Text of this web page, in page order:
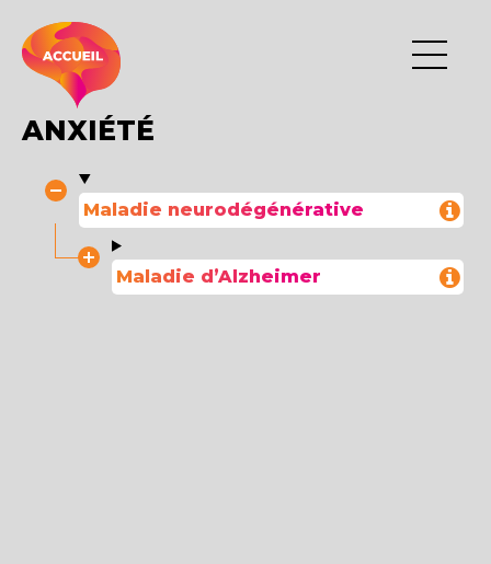
ANXIÉTÉ
Maladie neurodégénérative
Maladie d’Alzheimer